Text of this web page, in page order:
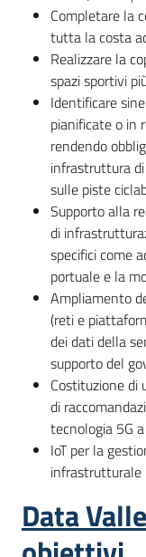
Completare la
tutta la costa
Realizzare la
spazi sportivi
Identificare
pianificate o in
rendendo
infrastruttura
sulle piste
Supporto alla
di
specifici come
portuale e la
Ampliamento
(reti e
dei dati della
supporto del
Costituzione di
di
tecnologia 5G
IoT per la
infrastrutturale
Data